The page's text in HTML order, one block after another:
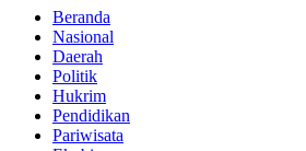
Beranda
Nasional
Daerah
Politik
Hukrim
Pendidikan
Pariwisata